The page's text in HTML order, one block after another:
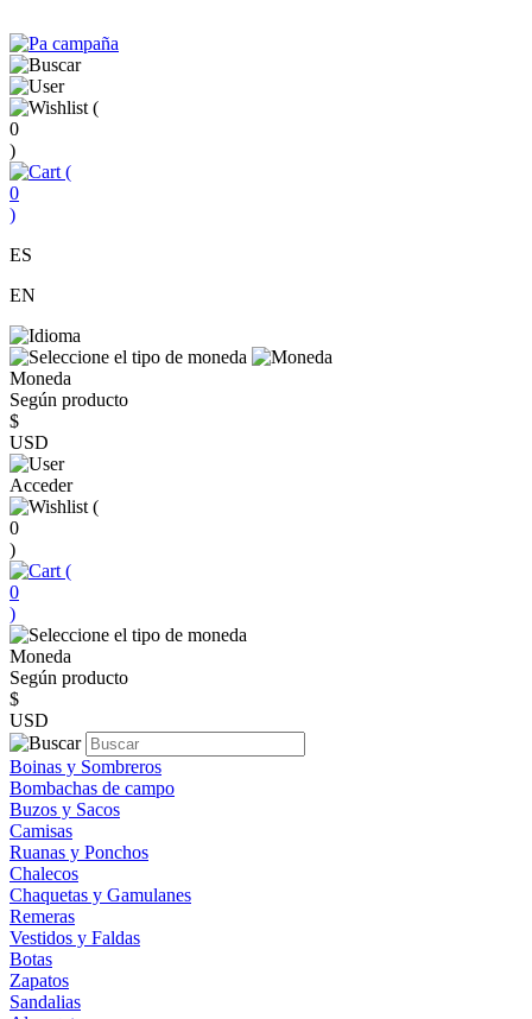
(
0
)
(
0
)
ES
EN
Moneda
Según producto
$
USD
Acceder
(
0
)
(
0
)
Moneda
Según producto
$
USD
Boinas y Sombreros
Bombachas de campo
Buzos y Sacos
Camisas
Ruanas y Ponchos
Chalecos
Chaquetas y Gamulanes
Remeras
Vestidos y Faldas
Botas
Zapatos
Sandalias